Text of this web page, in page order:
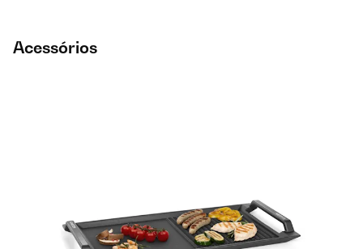
Acessórios